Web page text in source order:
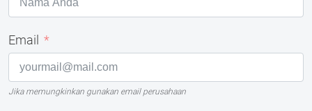
Email
Jika memungkinkan gunakan email perusahaan